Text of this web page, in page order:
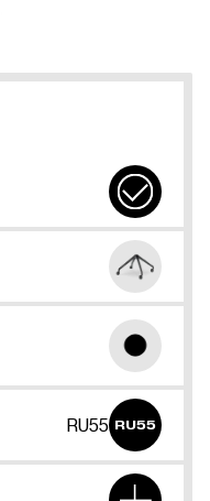
RU55 RU55